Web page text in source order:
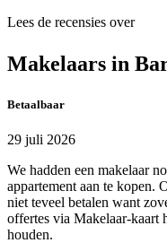
Lees de recensies over
Makelaars in
Betaalbaar
29 juli 2026
We hadden een makelaar
appartement aan te kopen.
niet teveel betalen want
offertes via Makelaar-kaart
houden.